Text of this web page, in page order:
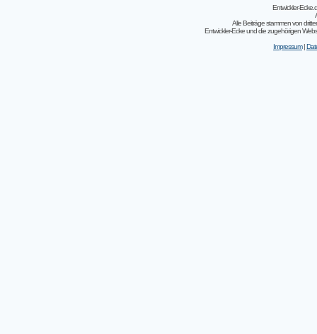
Entwickler-
Alle Beiträge stammen von
Entwickler-Ecke und die zugehörigen
Impressum|